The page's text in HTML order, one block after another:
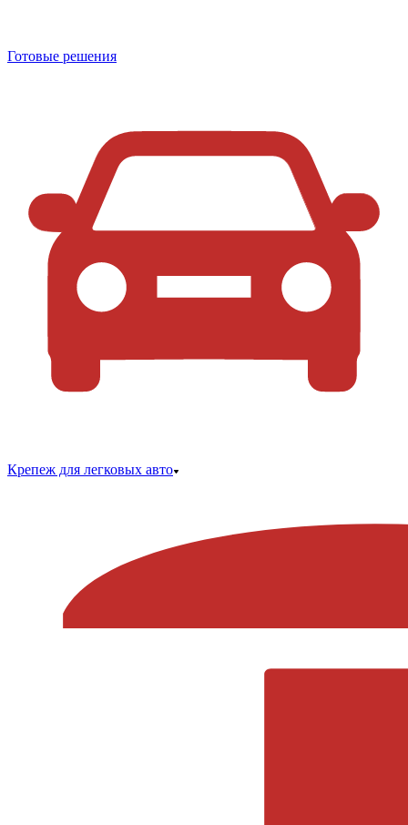
Готовые решения
Крепеж для легковых авто